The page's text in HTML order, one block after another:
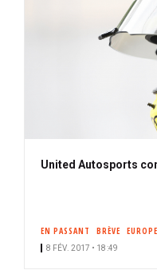
United Autosports
EN PASSANT BRÈVE
8 FÉV. 2017 • 18:49